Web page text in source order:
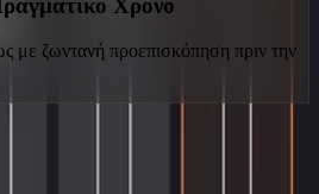
Χρόνο
με ζωντανή προεπισκόπηση πριν την